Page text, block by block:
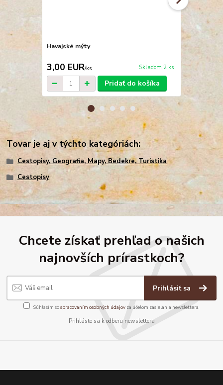
Havajské mýty
3,00 EUR/ks Skladom 2 ks
Pridať do košíka
Cesty
1,80
Tovar je aj v týchto kategóriách:
Cestopisy, Geografia, Mapy, Bedekre, Turistika
Cestopisy
Chcete získať prehľad o našich
najnovších prírastkoch?
Prihlásiť sa
Súhlasím sospracovaním osobných údajov za účelom zasielania newslettera.
Prihláste sa k odberu newslettera